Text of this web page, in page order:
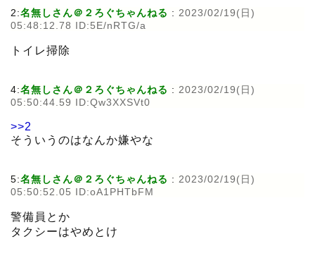
2:名無しさん＠２ろぐちゃんねる : 2023/02/19(日)
05:48:12.78 ID:5E/nRTG/a
トイレ掃除
4:名無しさん＠２ろぐちゃんねる : 2023/02/19(日)
05:50:44.59 ID:Qw3XXSVt0
>>2
そういうのはなんか嫌やな
5:名無しさん＠２ろぐちゃんねる : 2023/02/19(日)
05:50:52.05 ID:oA1PHTbFM
警備員とか
タクシーはやめとけ